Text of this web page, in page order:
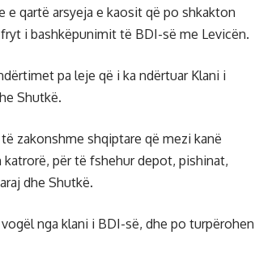
e qartë arsyeja e kaosit që po shkakton
i bashkëpunimit të BDI-së me Levicën.
pa leje që i ka ndërtuar Klani i
Shutkë.
zakonshme shqiptare që mezi kanë
për të fshehur depot, pishinat,
dhe Shutkë.
nga klani i BDI-së, dhe po turpërohen